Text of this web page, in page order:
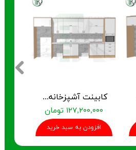
کابینت آشپزخانه آماده TK-02
۱۲۷,۲۰۰,۰۰۰ تومان
افزودن به سبد خرید